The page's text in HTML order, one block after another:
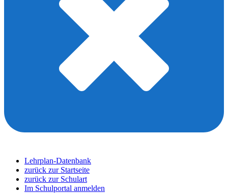
Lehrplan-Datenbank
zurück zur Startseite
zurück zur Schulart
Im Schulportal anmelden